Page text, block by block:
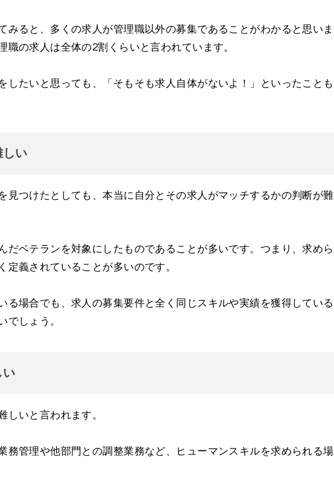
みると、多くの求人が管理職以外の募集であることがわかると思いま
職の求人は全体の2割くらいと言われています。
したいと思っても、「そもそも求人自体がないよ！」といったことも
しい
見つけたとしても、本当に自分とその求人がマッチするかの判断が難
だベテランを対象にしたものであることが多いです。つまり、求めら
定義されていることが多いのです。
る場合でも、求人の募集要件と全く同じスキルや実績を獲得している
でしょう。
い
しいと言われます。
務管理や他部門との調整業務など、ヒューマンスキルを求められる場